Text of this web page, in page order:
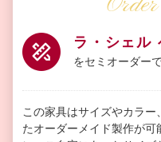
ラ・シェル
をセミオーダー
この家具はサイズやカラ
たオーダーメイド製作が